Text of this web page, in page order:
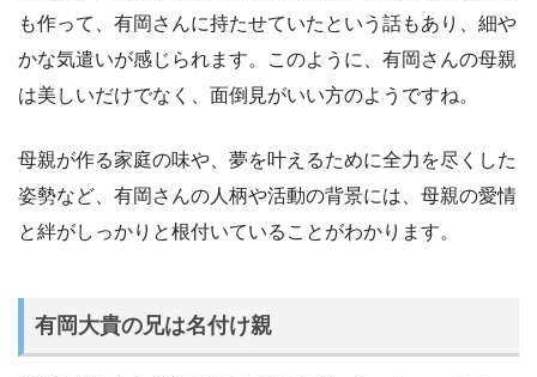
も作って、有岡さんに持たせていたという話もあり、細や
かな気遣いが感じられます。このように、有岡さんの母親
は美しいだけでなく、面倒見がいい方のようですね。
母親が作る家庭の味や、夢を叶えるために全力を尽くした
姿勢など、有岡さんの人柄や活動の背景には、母親の愛情
と絆がしっかりと根付いていることがわかります。
有岡大貴の兄は名付け親